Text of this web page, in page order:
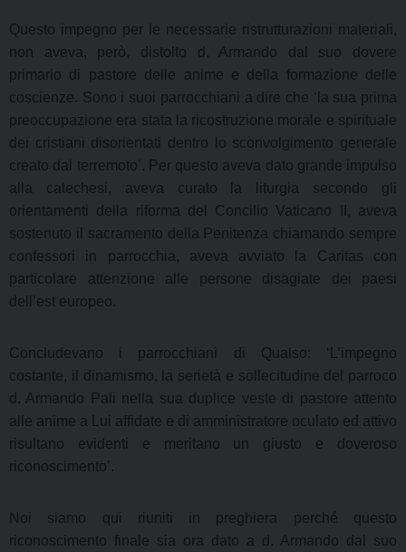
Questo impegno per le necessarie ristrutturazioni materiali,
non aveva, però, distolto d. Armando dal suo dovere
primario di pastore delle anime e della formazione delle
coscienze. Sono i suoi parrocchiani a dire che ‘la sua prima
preoccupazione era stata la ricostruzione morale e spirituale
dei cristiani disorientati dentro lo sconvolgimento generale
creato dal terremoto’. Per questo aveva dato grande impulso
alla catechesi, aveva curato la liturgia secondo gli
orientamenti della riforma del Concilio Vaticano II, aveva
sostenuto il sacramento della Penitenza chiamando sempre
confessori in parrocchia, aveva avviato la Caritas con
particolare attenzione alle persone disagiate dei paesi
dell’est europeo.
Concludevano i parrocchiani di Qualso: ‘L’impegno
costante, il dinamismo, la serietà e sollecitudine del parroco
d. Armando Pali nella sua duplice veste di pastore attento
alle anime a Lui affidate e di amministratore oculato ed attivo
risultano evidenti e meritano un giusto e doveroso
riconoscimento’.
Noi siamo qui riuniti in preghiera perché questo
riconoscimento finale sia ora dato a d. Armando dal suo